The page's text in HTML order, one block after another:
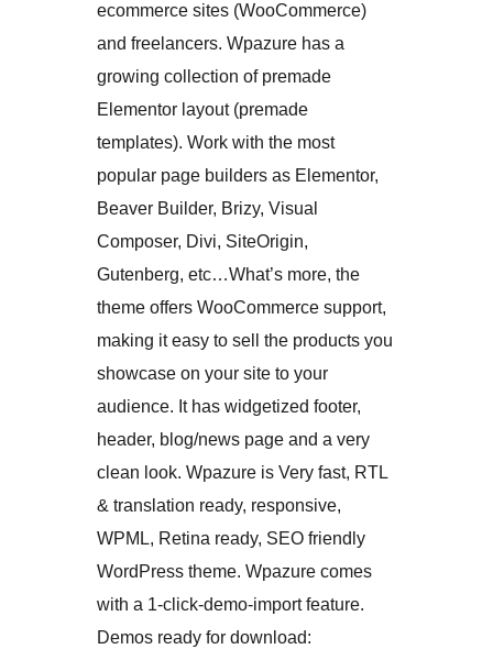
ecommerce sites (WooCommerce)
and freelancers. Wpazure has a
growing collection of premade
Elementor layout (premade
templates). Work with the most
popular page builders as Elementor,
Beaver Builder, Brizy, Visual
Composer, Divi, SiteOrigin,
Gutenberg, etc…What’s more, the
theme offers WooCommerce support,
making it easy to sell the products you
showcase on your site to your
audience. It has widgetized footer,
header, blog/news page and a very
clean look. Wpazure is Very fast, RTL
& translation ready, responsive,
WPML, Retina ready, SEO friendly
WordPress theme. Wpazure comes
with a 1-click-demo-import feature.
Demos ready for download: